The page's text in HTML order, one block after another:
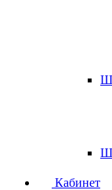
Кабинет